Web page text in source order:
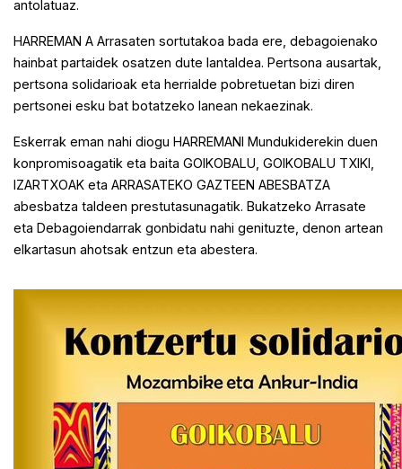
antolatuaz.
HARREMAN A Arrasaten sortutakoa bada ere, debagoienako
hainbat partaidek osatzen dute lantaldea. Pertsona ausartak,
pertsona solidarioak eta herrialde pobretuetan bizi diren
pertsonei esku bat botatzeko lanean nekaezinak.
Eskerrak eman nahi diogu HARREMANI Mundukiderekin duen
konpromisoagatik eta baita GOIKOBALU, GOIKOBALU TXIKI,
IZARTXOAK eta ARRASATEKO GAZTEEN ABESBATZA
abesbatza taldeen prestutasunagatik. Bukatzeko Arrasate
eta Debagoiendarrak gonbidatu nahi genituzte, denon artean
elkartasun ahotsak entzun eta abestera.